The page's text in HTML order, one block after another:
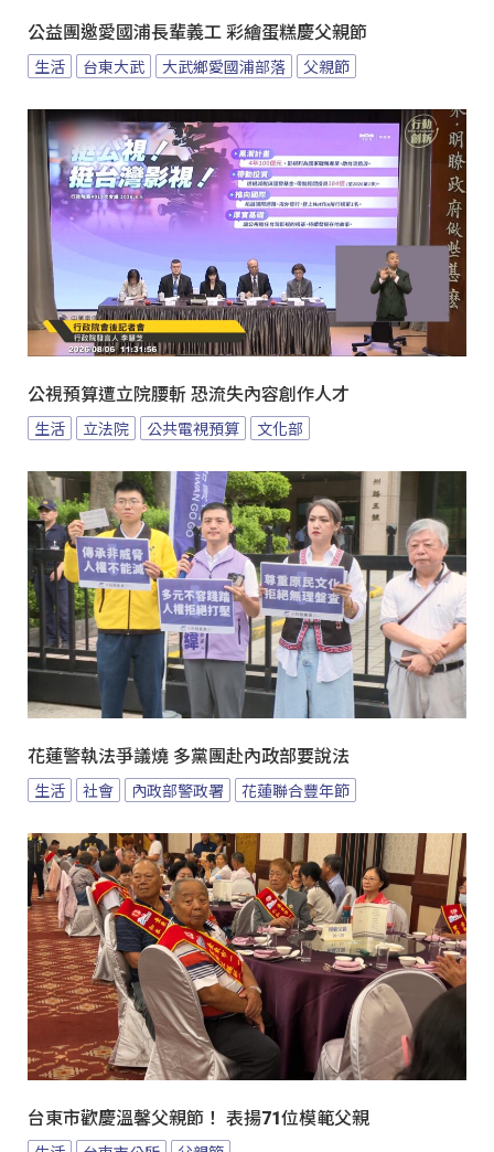
公益團邀愛國浦長輩義工 彩繪蛋糕慶父親節
生活 台東大武 大武鄉愛國浦部落 父親節
公視預算遭立院腰斬 恐流失內容創作人才
生活 立法院 公共電視預算 文化部
花蓮警執法爭議燒 多黨團赴內政部要說法
生活 社會 內政部警政署 花蓮聯合豐年節
台東市歡慶溫馨父親節！ 表揚71位模範父親